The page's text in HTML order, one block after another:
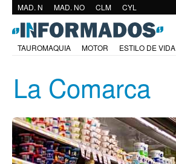
MAD. N MAD. NO CLM CYL
TAUROMAQUIA MOTOR ESTILO DE VIDA
La Comarca